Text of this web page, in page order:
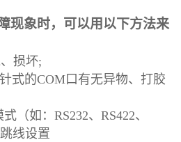
现象时，可以用以下方法来
损坏;
式的COM口有无异物、打胶
（如：RS232、RS422、
线设置